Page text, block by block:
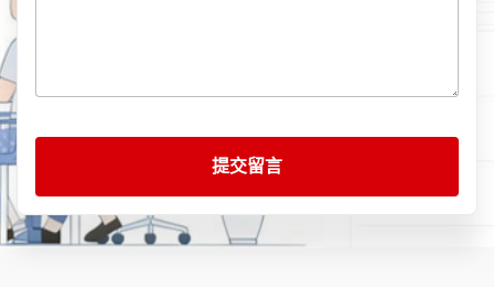
提交留言